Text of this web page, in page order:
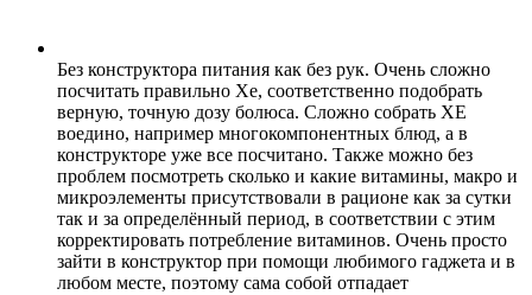
Без конструктора питания как без рук. Очень сложно
посчитать правильно Хе, соответственно подобрать
верную, точную дозу болюса. Сложно собрать ХЕ
воедино, например многокомпонентных блюд, а в
конструкторе уже все посчитано. Также можно без
проблем посмотреть сколько и какие витамины, макро и
микроэлементы присутствовали в рационе как за сутки
так и за определённый период, в соответствии с этим
корректировать потребление витаминов. Очень просто
зайти в конструктор при помощи любимого гаджета и в
любом месте, поэтому сама собой отпадает